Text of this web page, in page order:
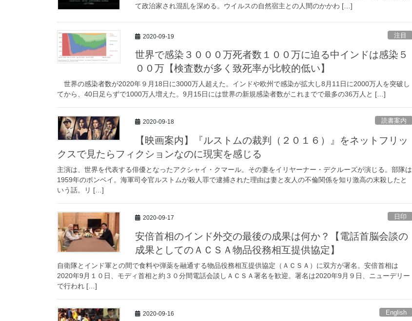
て政治家され混乱を深める。ウイルスの自然宿主との人間のかかわ […]
2020-09-19 注目
世界で感染３０００万死者数１００万に迫る中インドは感染５
００万【検査数が多く致死率が比較的低い】
世界の感染者数が2020年９月18日に3000万人超えた。インドや欧州で感染が拡大し8月11日に2000万人を突破し
てから、40日足らずで1000万人増えた。9月15日には世界の新規感染者数がこれまでで最多の36万人と […]
2020-09-18 読書案内
【映画案内】『ルストムの裁判（２０１６）』をネットフリッ
クスで見たらフィクションなのに現実を感じる
主演は、世界を代表する俳優となったアクシャイ・クマール。その妻をイリヤーナー・デクルーズが演じる。部隊は
1959年のボンベイ。海軍司令官ルストムが殺人罪で逮捕された理由は妻と友人の不倫関係を知り激高の末殺したと
いう話。リ […]
2020-09-17 日印
安倍首相のインド外交の最後の成果は何か？【電話首脳会談の
成果としてのＡＣＳＡ物品役務相互提供協定】
自衛隊とインド軍との間で食料や弾薬を融通する物品役務相互提供協定（ＡＣＳＡ）に双方が署名。安倍首相は
2020年9月１０日、モディ首相と約３０分間電話会談しＡＣＳＡ署名を歓迎。署名は2020年9月９日、ニューデリー
で行われ […]
2020-09-16 English